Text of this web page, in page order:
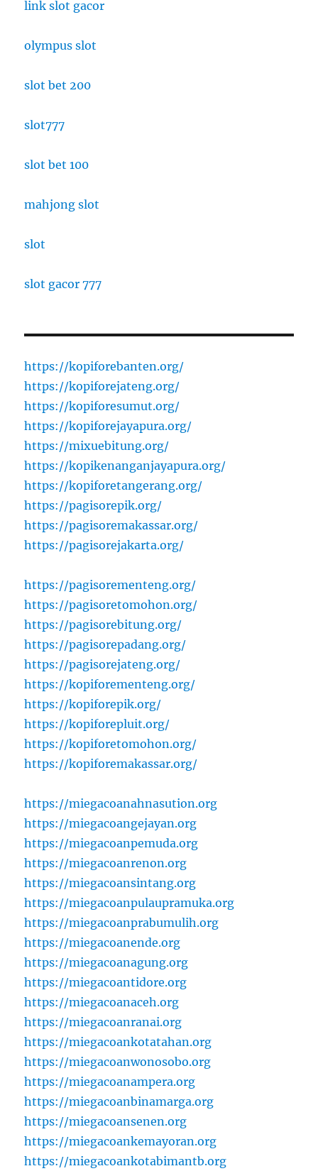
link slot gacor
olympus slot
slot bet 200
slot777
slot bet 100
mahjong slot
slot
slot gacor 777
https://kopiforebanten.org/
https://kopiforejateng.org/
https://kopiforesumut.org/
https://kopiforejayapura.org/
https://mixuebitung.org/
https://kopikenanganjayapura.org/
https://kopiforetangerang.org/
https://pagisorepik.org/
https://pagisoremakassar.org/
https://pagisorejakarta.org/
https://pagisorementeng.org/
https://pagisoretomohon.org/
https://pagisorebitung.org/
https://pagisorepadang.org/
https://pagisorejateng.org/
https://kopiforementeng.org/
https://kopiforepik.org/
https://kopiforepluit.org/
https://kopiforetomohon.org/
https://kopiforemakassar.org/
https://miegacoanahnasution.org
https://miegacoangejayan.org
https://miegacoanpemuda.org
https://miegacoanrenon.org
https://miegacoansintang.org
https://miegacoanpulaupramuka.org
https://miegacoanprabumulih.org
https://miegacoanende.org
https://miegacoanagung.org
https://miegacoantidore.org
https://miegacoanaceh.org
https://miegacoanranai.org
https://miegacoankotatahan.org
https://miegacoanwonosobo.org
https://miegacoanampera.org
https://miegacoanbinamarga.org
https://miegacoansenen.org
https://miegacoankemayoran.org
https://miegacoankotabimantb.org